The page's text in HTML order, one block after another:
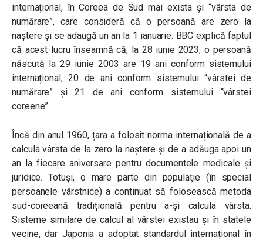
internațional, în Coreea de Sud mai exista și “vârsta de
numărare”, care consideră că o persoană are zero la
naștere și se adaugă un an la 1 ianuarie. BBC explică faptul
că acest lucru înseamnă că, la 28 iunie 2023, o persoană
născută la 29 iunie 2003 are 19 ani conform sistemului
internațional, 20 de ani conform sistemului “vârstei de
numărare” și 21 de ani conform sistemului “vârstei
coreene”.
Încă din anul 1960, țara a folosit norma internațională de a
calcula vârsta de la zero la naștere și de a adăuga apoi un
an la fiecare aniversare pentru documentele medicale și
juridice. Totuşi, o mare parte din populaţie (în special
persoanele vârstnice) a continuat să folosească metoda
sud-coreeană tradițională pentru a-și calcula vârsta.
Sisteme similare de calcul al vârstei existau și în statele
vecine, dar Japonia a adoptat standardul internațional în